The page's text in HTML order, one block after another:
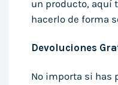
un producto, aquí
hacerlo de forma
Devoluciones
No importa si has